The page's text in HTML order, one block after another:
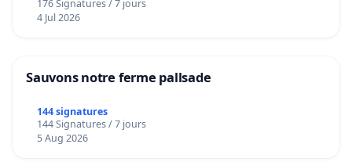
176 Signatures / 7 jours
4 Jul 2026
Sauvons notre ferme pallsade
144 signatures
144 Signatures / 7 jours
5 Aug 2026